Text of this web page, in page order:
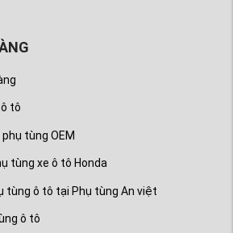
tô
tùng OEM
tùng xe ô tô Honda
tùng ô tô tại Phụ tùng An việt
ô tô